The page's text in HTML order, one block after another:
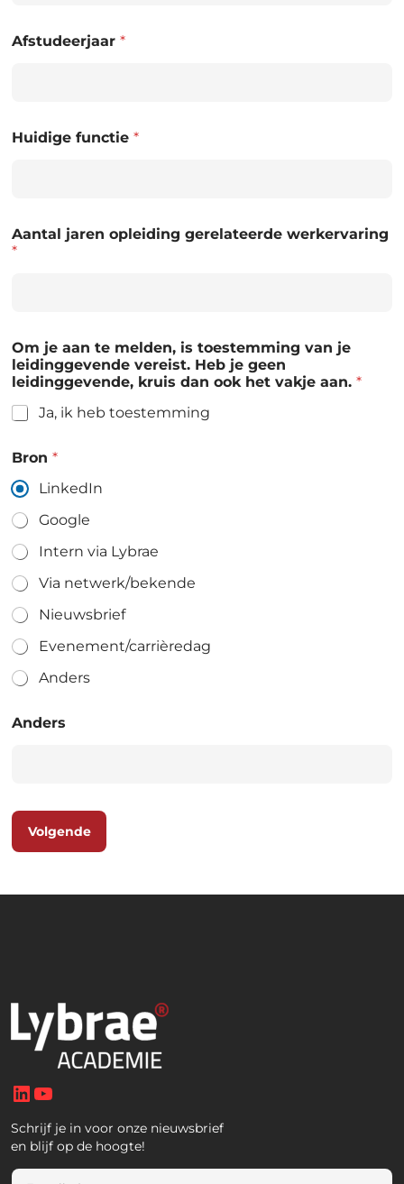
Afstudeerjaar *
Huidige functie *
Aantal jaren opleiding gerelateerde werkervaring
*
Om je aan te melden, is toestemming van je
leidinggevende vereist. Heb je geen
leidinggevende, kruis dan ook het vakje aan. *
Ja, ik heb toestemming
Bron *
LinkedIn
Google
Intern via Lybrae
Via netwerk/bekende
Nieuwsbrief
Evenement/carrièredag
Anders
Anders
Volgende
LinkedIn
Schrijf je in voor onze nieuwsbrief
en blijf op de hoogte!
E